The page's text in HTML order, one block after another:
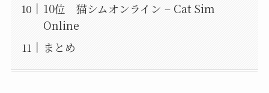
10位 猫シムオンライン – Cat Sim
Online
まとめ